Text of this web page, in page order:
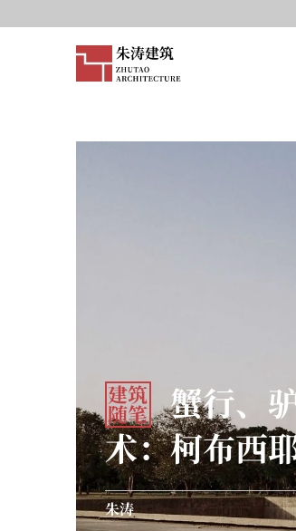
建筑
随笔
蟹行、
术：柯布西
朱涛